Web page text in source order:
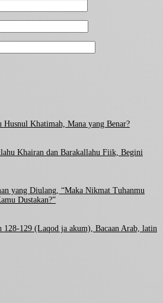
Husnul Khatimah, Mana yang Benar?
Khairan dan Barakallahu Fiik, Begini
yang Diulang, “Maka Nikmat Tuhanmu
Dustakan?”
128-129 (Laqod ja akum), Bacaan Arab, latin